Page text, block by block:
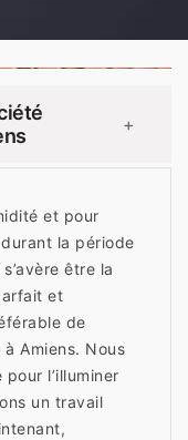
+
et pour
la période
être la
et
de
Amiens. Nous
l’illuminer
un travail